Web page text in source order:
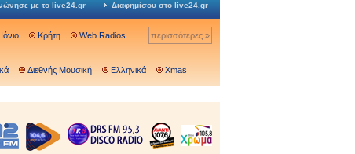
με το live24.gr Διαφημίσου στο live24.gr
Ιόνιο Κρήτη Web Radios περισσότερες »
Διεθνής Μουσική Ελληνικά Xmas